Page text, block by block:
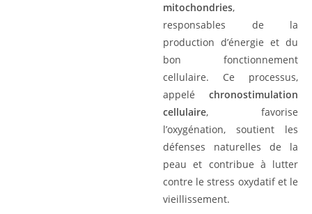
mitochondries,
responsables de la
production d’énergie et du
bon fonctionnement
cellulaire. Ce processus,
appelé chronostimulation
cellulaire, favorise
l’oxygénation, soutient les
défenses naturelles de la
peau et contribue à lutter
contre le stress oxydatif et le
vieillissement.